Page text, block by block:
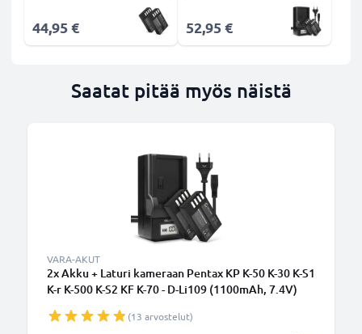
44,95 € 52,95 €
Saatat pitää myös näistä
VARA-AKUT
2x Akku + Laturi kameraan Pentax KP K-50 K-30 K-S1
K-r K-500 K-S2 KF K-70 - D-Li109 (1100mAh, 7.4V)
(13 arvostelut)